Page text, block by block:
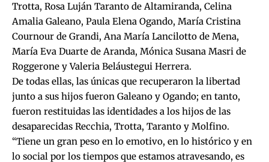
Trotta, Rosa Luján Taranto de Altamiranda, Celina
Amalia Galeano, Paula Elena Ogando, María Cristina
Cournour de Grandi, Ana María Lancilotto de Mena,
María Eva Duarte de Aranda, Mónica Susana Masri de
Roggerone y Valeria Beláustegui Herrera.
De todas ellas, las únicas que recuperaron la libertad
junto a sus hijos fueron Galeano y Ogando; en tanto,
fueron restituidas las identidades a los hijos de las
desaparecidas Recchia, Trotta, Taranto y Molfino.
“Tiene un gran peso en lo emotivo, en lo histórico y en
lo social por los tiempos que estamos atravesando, es